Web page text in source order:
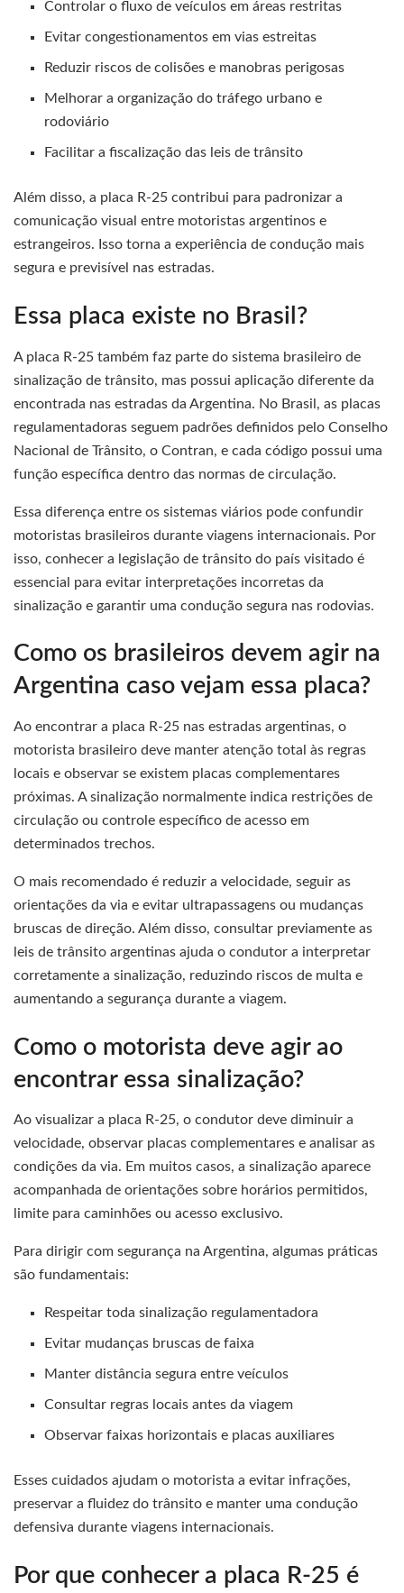
Controlar o fluxo de veículos em áreas restritas
Evitar congestionamentos em vias estreitas
Reduzir riscos de colisões e manobras perigosas
Melhorar a organização do tráfego urbano e
rodoviário
Facilitar a fiscalização das leis de trânsito
Além disso, a placa R-25 contribui para padronizar a
comunicação visual entre motoristas argentinos e
estrangeiros. Isso torna a experiência de condução mais
segura e previsível nas estradas.
Essa placa existe no Brasil?
A placa R-25 também faz parte do sistema brasileiro de
sinalização de trânsito, mas possui aplicação diferente da
encontrada nas estradas da Argentina. No Brasil, as placas
regulamentadoras seguem padrões definidos pelo Conselho
Nacional de Trânsito, o Contran, e cada código possui uma
função específica dentro das normas de circulação.
Essa diferença entre os sistemas viários pode confundir
motoristas brasileiros durante viagens internacionais. Por
isso, conhecer a legislação de trânsito do país visitado é
essencial para evitar interpretações incorretas da
sinalização e garantir uma condução segura nas rodovias.
Como os brasileiros devem agir na
Argentina caso vejam essa placa?
Ao encontrar a placa R-25 nas estradas argentinas, o
motorista brasileiro deve manter atenção total às regras
locais e observar se existem placas complementares
próximas. A sinalização normalmente indica restrições de
circulação ou controle específico de acesso em
determinados trechos.
O mais recomendado é reduzir a velocidade, seguir as
orientações da via e evitar ultrapassagens ou mudanças
bruscas de direção. Além disso, consultar previamente as
leis de trânsito argentinas ajuda o condutor a interpretar
corretamente a sinalização, reduzindo riscos de multa e
aumentando a segurança durante a viagem.
Como o motorista deve agir ao
encontrar essa sinalização?
Ao visualizar a placa R-25, o condutor deve diminuir a
velocidade, observar placas complementares e analisar as
condições da via. Em muitos casos, a sinalização aparece
acompanhada de orientações sobre horários permitidos,
limite para caminhões ou acesso exclusivo.
Para dirigir com segurança na Argentina, algumas práticas
são fundamentais:
Respeitar toda sinalização regulamentadora
Evitar mudanças bruscas de faixa
Manter distância segura entre veículos
Consultar regras locais antes da viagem
Observar faixas horizontais e placas auxiliares
Esses cuidados ajudam o motorista a evitar infrações,
preservar a fluidez do trânsito e manter uma condução
defensiva durante viagens internacionais.
Por que conhecer a placa R-25 é